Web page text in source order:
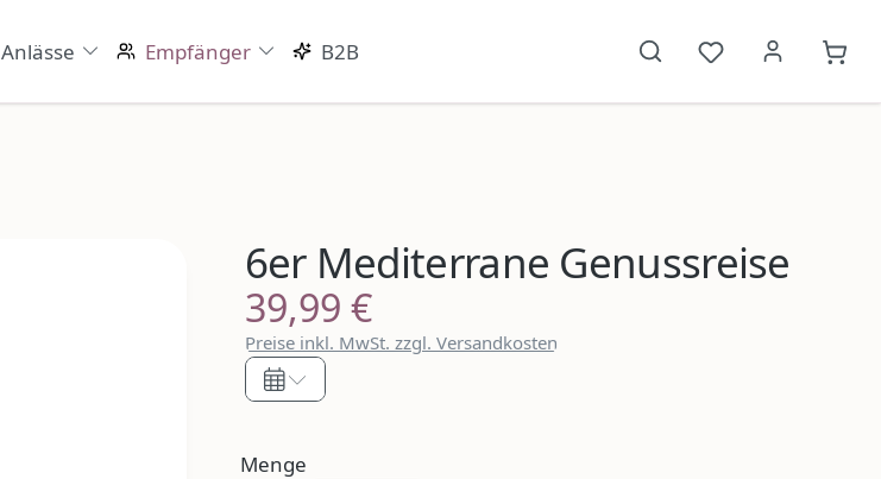
Anlässe Empfänger B2B
Du hast 0
6er Mediterrane Genussreise
Regulärer Preis:
39,99 €
Preise inkl. MwSt. zzgl. Versandkosten
Menge